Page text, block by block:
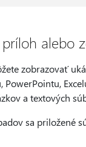
alebo
zobrazovať
PowerPointu,
a textových
sa priložené